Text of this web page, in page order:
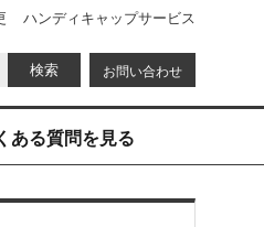
お問い合わせ
ハンディキャップサービス
ある質問を見る